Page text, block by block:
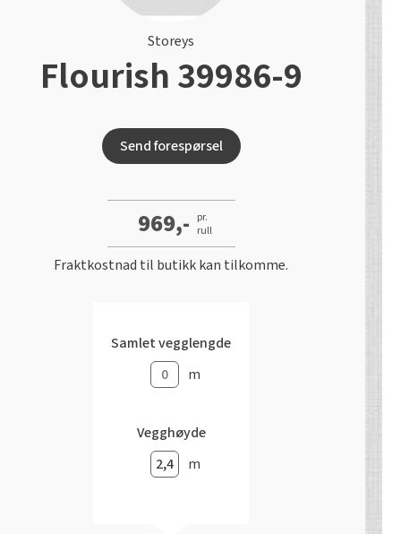
Storeys
Flourish 39986-9
Send forespørsel
969,- pr.
rull
Fraktkostnad til butikk kan tilkomme.
Samlet vegglengde
m
Vegghøyde
m